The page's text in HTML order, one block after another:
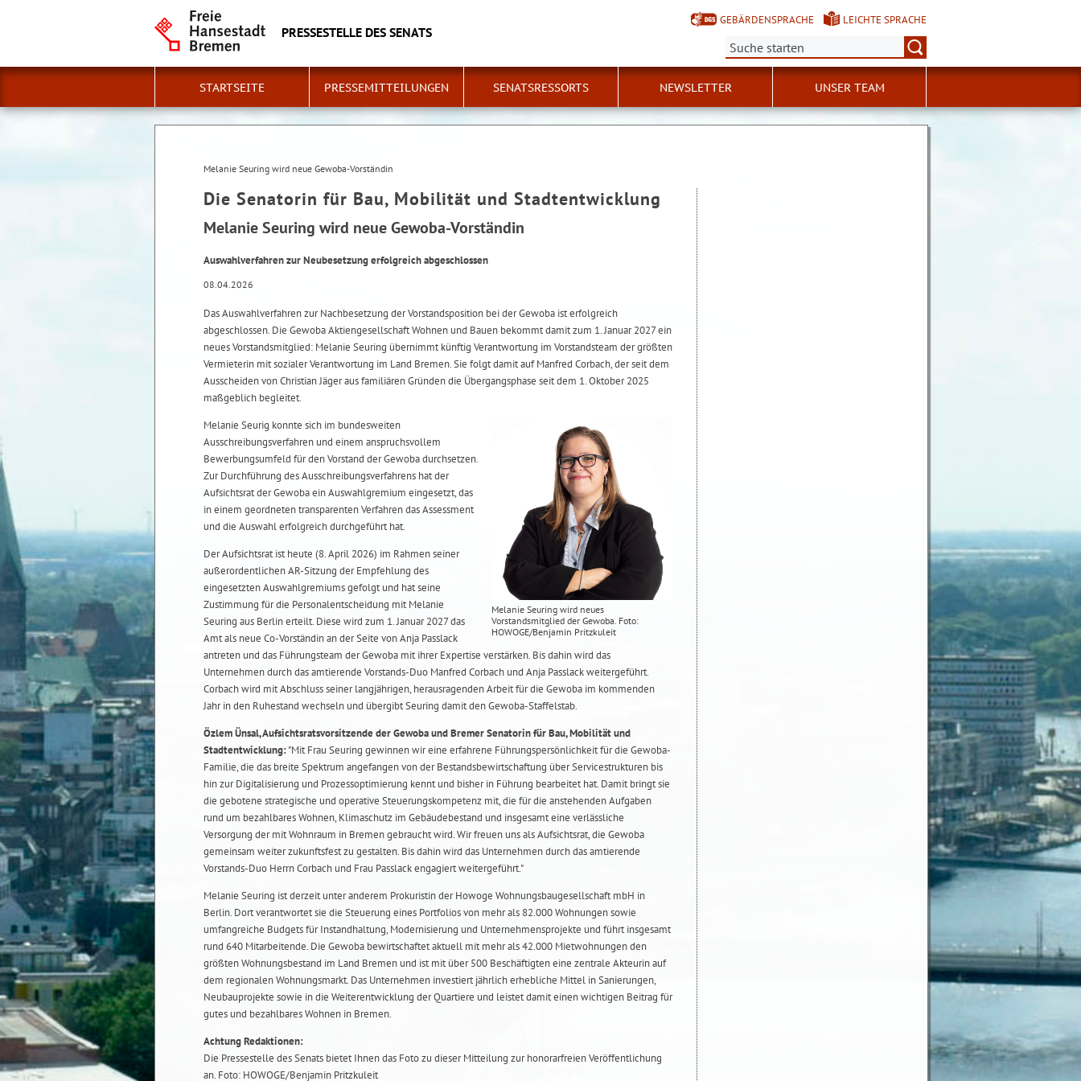
PRESSESTELLE DES SENATS
GEBÄRDENSPRACHE
LEICHTE SPRACHE
Suche:
STARTSEITE PRESSEMITTEILUNGEN SENATSRESSORTS NEWSLETTER UNSER TEAM
Melanie Seuring wird neue Gewoba-Vorständin
Die Senatorin für Bau, Mobilität und Stadtentwicklung
Melanie Seuring wird neue Gewoba-Vorständin
Auswahlverfahren zur Neubesetzung erfolgreich abgeschlossen
08.04.2026
Das Auswahlverfahren zur Nachbesetzung der Vorstandsposition bei der Gewoba ist erfolgreich
abgeschlossen. Die Gewoba Aktiengesellschaft Wohnen und Bauen bekommt damit zum 1. Januar 2027 ein
neues Vorstandsmitglied: Melanie Seuring übernimmt künftig Verantwortung im Vorstandsteam der größten
Vermieterin mit sozialer Verantwortung im Land Bremen. Sie folgt damit auf Manfred Corbach, der seit dem
Ausscheiden von Christian Jäger aus familiären Gründen die Übergangsphase seit dem 1. Oktober 2025
maßgeblich begleitet.
Melanie Seuring wird neues
Vorstandsmitglied der Gewoba. Foto:
HOWOGE/Benjamin Pritzkuleit
Melanie Seurig konnte sich im bundesweiten
Ausschreibungsverfahren und einem anspruchsvollem
Bewerbungsumfeld für den Vorstand der Gewoba durchsetzen.
Zur Durchführung des Ausschreibungsverfahrens hat der
Aufsichtsrat der Gewoba ein Auswahlgremium eingesetzt, das
in einem geordneten transparenten Verfahren das Assessment
und die Auswahl erfolgreich durchgeführt hat.
Der Aufsichtsrat ist heute (8. April 2026) im Rahmen seiner
außerordentlichen AR-Sitzung der Empfehlung des
eingesetzten Auswahlgremiums gefolgt und hat seine
Zustimmung für die Personalentscheidung mit Melanie
Seuring aus Berlin erteilt. Diese wird zum 1. Januar 2027 das
Amt als neue Co-Vorständin an der Seite von Anja Passlack
antreten und das Führungsteam der Gewoba mit ihrer Expertise verstärken. Bis dahin wird das
Unternehmen durch das amtierende Vorstands-Duo Manfred Corbach und Anja Passlack weitergeführt.
Corbach wird mit Abschluss seiner langjährigen, herausragenden Arbeit für die Gewoba im kommenden
Jahr in den Ruhestand wechseln und übergibt Seuring damit den Gewoba-Staffelstab.
Özlem Ünsal, Aufsichtsratsvorsitzende der Gewoba und Bremer Senatorin für Bau, Mobilität und
Stadtentwicklung:"Mit Frau Seuring gewinnen wir eine erfahrene Führungspersönlichkeit für die Gewoba-
Familie, die das breite Spektrum angefangen von der Bestandsbewirtschaftung über Servicestrukturen bis
hin zur Digitalisierung und Prozessoptimierung kennt und bisher in Führung bearbeitet hat. Damit bringt sie
die gebotene strategische und operative Steuerungskompetenz mit, die für die anstehenden Aufgaben
rund um bezahlbares Wohnen, Klimaschutz im Gebäudebestand und insgesamt eine verlässliche
Versorgung der mit Wohnraum in Bremen gebraucht wird. Wir freuen uns als Aufsichtsrat, die Gewoba
gemeinsam weiter zukunftsfest zu gestalten. Bis dahin wird das Unternehmen durch das amtierende
Vorstands-Duo Herrn Corbach und Frau Passlack engagiert weitergeführt."
Melanie Seuring ist derzeit unter anderem Prokuristin der Howoge Wohnungsbaugesellschaft mbH in
Berlin. Dort verantwortet sie die Steuerung eines Portfolios von mehr als 82.000 Wohnungen sowie
umfangreiche Budgets für Instandhaltung, Modernisierung und Unternehmensprojekte und führt insgesamt
rund 640 Mitarbeitende. Die Gewoba bewirtschaftet aktuell mit mehr als 42.000 Mietwohnungen den
größten Wohnungsbestand im Land Bremen und ist mit über 500 Beschäftigten eine zentrale Akteurin auf
dem regionalen Wohnungsmarkt. Das Unternehmen investiert jährlich erhebliche Mittel in Sanierungen,
Neubauprojekte sowie in die Weiterentwicklung der Quartiere und leistet damit einen wichtigen Beitrag für
gutes und bezahlbares Wohnen in Bremen.
Achtung Redaktionen:
Die Pressestelle des Senats bietet Ihnen das Foto zu dieser Mitteilung zur honorarfreien Veröffentlichung
an. Foto: HOWOGE/Benjamin Pritzkuleit